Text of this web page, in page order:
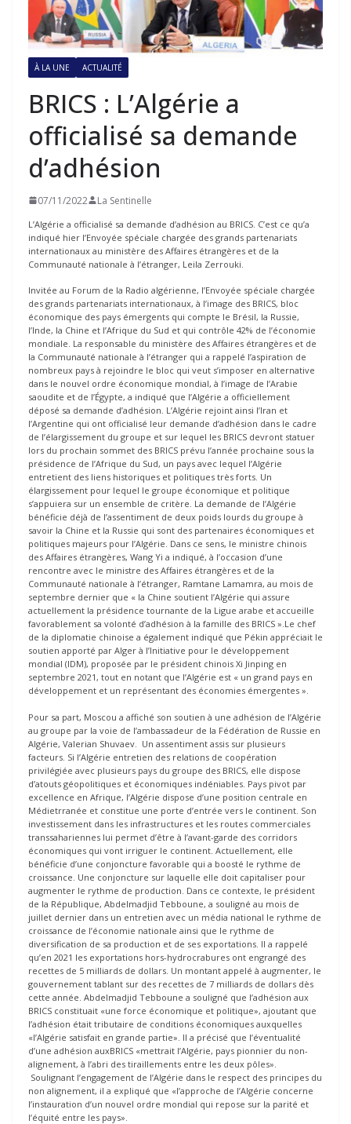
À LA UNE ACTUALITÉ
BRICS : L’Algérie a
officialisé sa demande
d’adhésion
07/11/2022 La Sentinelle
L’Algérie a officialisé sa demande d’adhésion au BRICS. C’est ce qu’a
indiqué hier l’Envoyée spéciale chargée des grands partenariats
internationaux au ministère des Affaires étrangères et de la
Communauté nationale à l’étranger, Leila Zerrouki.
Invitée au Forum de la Radio algérienne, l’Envoyée spéciale chargée
des grands partenariats internationaux, à l’image des BRICS, bloc
économique des pays émergents qui compte le Brésil, la Russie,
l’Inde, la Chine et l’Afrique du Sud et qui contrôle 42% de l’économie
mondiale. La responsable du ministère des Affaires étrangères et de
la Communauté nationale à l’étranger qui a rappelé l’aspiration de
nombreux pays à rejoindre le bloc qui veut s’imposer en alternative
dans le nouvel ordre économique mondial, à l’image de l’Arabie
saoudite et de l’Égypte, a indiqué que l’Algérie a officiellement
déposé sa demande d’adhésion. L’Algérie rejoint ainsi l’Iran et
l’Argentine qui ont officialisé leur demande d’adhésion dans le cadre
de l’élargissement du groupe et sur lequel les BRICS devront statuer
lors du prochain sommet des BRICS prévu l’année prochaine sous la
présidence de l’Afrique du Sud, un pays avec lequel l’Algérie
entretient des liens historiques et politiques très forts. Un
élargissement pour lequel le groupe économique et politique
s’appuiera sur un ensemble de critère. La demande de l’Algérie
bénéficie déjà de l’assentiment de deux poids lourds du groupe à
savoir la Chine et la Russie qui sont des partenaires économiques et
politiques majeurs pour l’Algérie. Dans ce sens, le ministre chinois
des Affaires étrangères, Wang Yi a indiqué, à l’occasion d’une
rencontre avec le ministre des Affaires étrangères et de la
Communauté nationale à l’étranger, Ramtane Lamamra, au mois de
septembre dernier que « la Chine soutient l’Algérie qui assure
actuellement la présidence tournante de la Ligue arabe et accueille
favorablement sa volonté d’adhésion à la famille des BRICS ».Le chef
de la diplomatie chinoise a également indiqué que Pékin appréciait le
soutien apporté par Alger à l’Initiative pour le développement
mondial (IDM), proposée par le président chinois Xi Jinping en
septembre 2021, tout en notant que l’Algérie est « un grand pays en
développement et un représentant des économies émergentes ».
Pour sa part, Moscou a affiché son soutien à une adhésion de l’Algérie
au groupe par la voie de l’ambassadeur de la Fédération de Russie en
Algérie, Valerian Shuvaev. Un assentiment assis sur plusieurs
facteurs. Si l’Algérie entretien des relations de coopération
privilégiée avec plusieurs pays du groupe des BRICS, elle dispose
d’atouts géopolitiques et économiques indéniables. Pays pivot par
excellence en Afrique, l’Algérie dispose d’une position centrale en
Médietrranée et constitue une porte d’entrée vers le continent. Son
investissement dans les infrastructures et les routes commerciales
transsahariennes lui permet d’être à l’avant-garde des corridors
économiques qui vont irriguer le continent. Actuellement, elle
bénéficie d’une conjoncture favorable qui a boosté le rythme de
croissance. Une conjoncture sur laquelle elle doit capitaliser pour
augmenter le rythme de production. Dans ce contexte, le président
de la République, Abdelmadjid Tebboune, a souligné au mois de
juillet dernier dans un entretien avec un média national le rythme de
croissance de l’économie nationale ainsi que le rythme de
diversification de sa production et de ses exportations. Il a rappelé
qu’en 2021 les exportations hors-hydrocrabures ont engrangé des
recettes de 5 milliards de dollars. Un montant appelé à augmenter, le
gouvernement tablant sur des recettes de 7 milliards de dollars dès
cette année. Abdelmadjid Tebboune a souligné que l’adhésion aux
BRICS constituait «une force économique et politique», ajoutant que
l’adhésion était tributaire de conditions économiques auxquelles
«l’Algérie satisfait en grande partie». Il a précisé que l’éventualité
d’une adhésion auxBRICS «mettrait l’Algérie, pays pionnier du non-
alignement, à l’abri des tiraillements entre les deux pôles».
Soulignant l’engagement de l’Algérie dans le respect des principes du
non alignement, il a expliqué que «l’approche de l’Algérie concerne
l’instauration d’un nouvel ordre mondial qui repose sur la parité et
l’équité entre les pays».